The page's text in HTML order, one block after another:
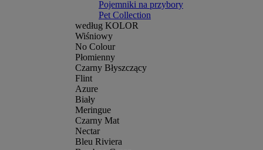
Pojemniki na przybory
Pet Collection
według KOLOR
Wiśniowy
No Colour
Płomienny
Czarny Błyszczący
Flint
Azure
Biały
Meringue
Czarny Mat
Nectar
Bleu Riviera